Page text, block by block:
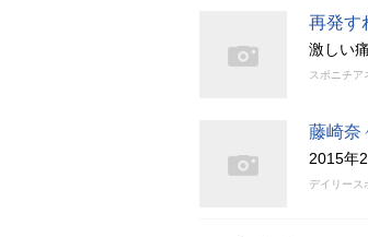
再発す
激しい
スポニチア
藤崎奈
2015年
デイリース